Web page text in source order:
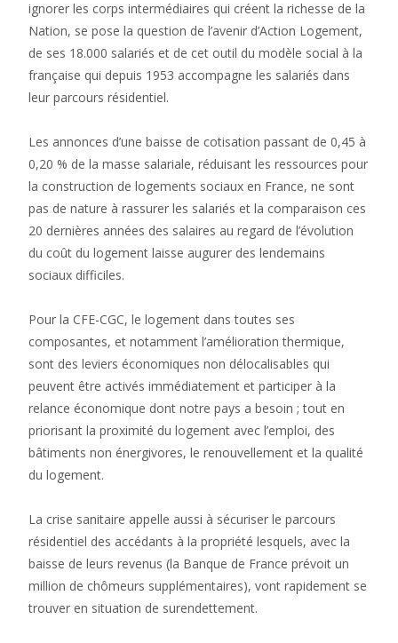
ignorer les corps intermédiaires qui créent la richesse de la
Nation, se pose la question de l’avenir d’Action Logement,
de ses 18.000 salariés et de cet outil du modèle social à la
française qui depuis 1953 accompagne les salariés dans
leur parcours résidentiel.
Les annonces d’une baisse de cotisation passant de 0,45 à
0,20 % de la masse salariale, réduisant les ressources pour
la construction de logements sociaux en France, ne sont
pas de nature à rassurer les salariés et la comparaison ces
20 dernières années des salaires au regard de l’évolution
du coût du logement laisse augurer des lendemains
sociaux difficiles.
Pour la CFE-CGC, le logement dans toutes ses
composantes, et notamment l’amélioration thermique,
sont des leviers économiques non délocalisables qui
peuvent être activés immédiatement et participer à la
relance économique dont notre pays a besoin ; tout en
priorisant la proximité du logement avec l’emploi, des
bâtiments non énergivores, le renouvellement et la qualité
du logement.
La crise sanitaire appelle aussi à sécuriser le parcours
résidentiel des accédants à la propriété lesquels, avec la
baisse de leurs revenus (la Banque de France prévoit un
million de chômeurs supplémentaires), vont rapidement se
trouver en situation de surendettement.